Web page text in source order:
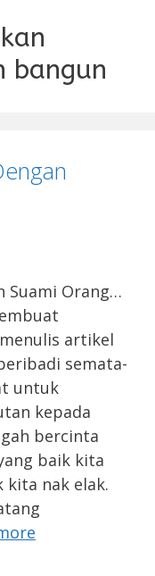
bangun
Suami Orang…
artikel
semata-
untuk
kepada
bercinta
baik kita
kita nak elak.